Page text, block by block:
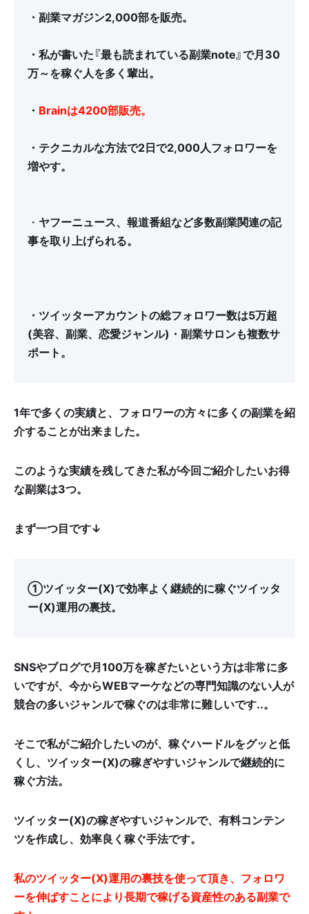
・ 副業マガジン2,000部を販売。
・私が書いた 『最も読まれている副業note』で月30
万～を稼ぐ人を多く輩出。
・ Brainは4200部販売。
・テクニカルな方法で2日で2,000人フォロワーを
増やす。
・ ヤフーニュース、報道番組など多数副業関連の記
事を取り上げられる。
・ツイッターアカウントの総フォロワー数は5万超
(美容、副業、恋愛ジャンル)・副業サロンも複数サ
ポート。
1年で多くの実績と、フォロワーの方々に多くの副業を紹
介することが出来ました。
このような実績を残してきた私が今回ご紹介したいお得
な副業は3つ。
まず一つ目です↓
①ツイッター(X)で効率よく継続的に稼ぐツイッタ
ー(X)運用の裏技。
SNSやブログで月100万を稼ぎたいという方は非常に多
いですが、今からWEBマーケなどの専門知識のない人が
競合の多いジャンルで稼ぐのは非常に難しいです..。
そこで私がご紹介したいのが、稼ぐハードルをグッと低
くし、ツイッター(X)の稼ぎやすいジャンルで継続的に
稼ぐ方法。
ツイッター(X)の稼ぎやすいジャンルで、有料コンテン
ツを作成し、効率良く稼ぐ手法です。
私のツイッター(X)運用の裏技を使って頂き、フォロワ
ーを伸ばすことにより長期で稼げる資産性のある副業で